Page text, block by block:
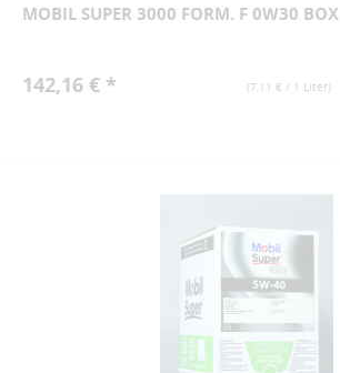
MOBIL SUPER 3000 FORM. F 0W30 BOX
(7,11 € / 1 Liter)
142,16 € *